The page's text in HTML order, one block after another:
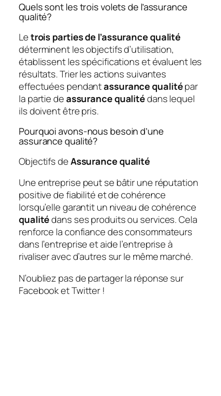
Quels sont les trois volets de l’assurance
qualité?
Letrois parties de l’assurance qualité
déterminent les objectifs d’utilisation,
établissent les spécifications et évaluent les
résultats. Trier les actions suivantes
effectuées pendantassurance qualitépar
la partie deassurance qualitédans lequel
ils doivent être pris.
Pourquoi avons-nous besoin d’une
assurance qualité?
Objectifs deAssurance qualité
Une entreprise peut se bâtir une réputation
positive de fiabilité et de cohérence
lorsqu’elle garantit un niveau de cohérence
qualitédans ses produits ou services. Cela
renforce la confiance des consommateurs
dans l’entreprise et aide l’entreprise à
rivaliser avec d’autres sur le même marché.
N’oubliez pas de partager la réponse sur
Facebook et Twitter !